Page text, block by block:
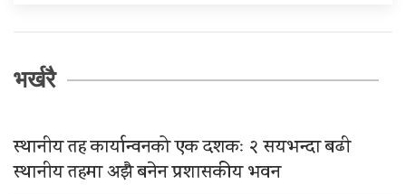
भर्खरै
स्थानीय तह कार्यान्वनको एक दशकः २ सयभन्दा बढी
स्थानीय तहमा अझै बनेन प्रशासकीय भवन